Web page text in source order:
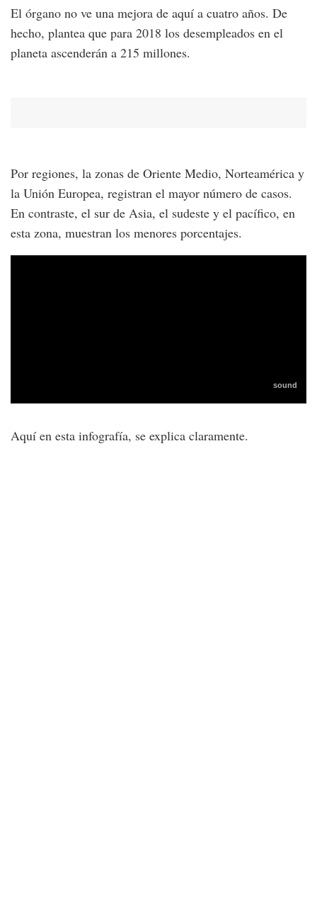
El órgano no ve una mejora de aquí a cuatro años. De
hecho, plantea que para 2018 los desempleados en el
planeta ascenderán a 215 millones.
Por regiones, la zonas de Oriente Medio, Norteamérica y
la Unión Europea, registran el mayor número de casos.
En contraste, el sur de Asia, el sudeste y el pacífico, en
esta zona, muestran los menores porcentajes.
Aquí en esta infografía, se explica claramente.